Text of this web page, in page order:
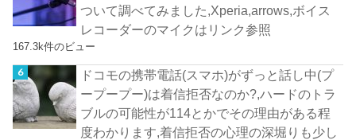
ついて調べてみました,Xperia,arrows,ボイス
レコーダーのマイクはリンク参照
167.3k件のビュー
ドコモの携帯電話(スマホ)がずっと話し中(プ
ープープー)は着信拒否なのか?,ハードのトラ
ブルの可能性が114とかでその理由がある程
度わかります,着信拒否の心理の深堀りも少し